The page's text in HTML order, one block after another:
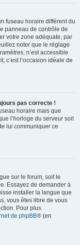
fuseau horaire différent du
panneau de contrôle de
votre zone adéquate, par
noter que le réglage
n’est accessible
c’est l’occasion idéale de
pas correcte !
horaire mais que
l’horloge du serveur soit
lui communiquer ce
sur le forum, soit le
Essayez de demander à
installer la langue que
vous êtes libre de vous
Pour plus
de phpBB® (en